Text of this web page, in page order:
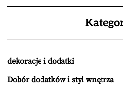
dekoracje i dodatki
Dobór dodatków i styl wnętrza